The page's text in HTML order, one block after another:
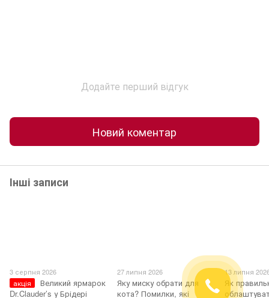
Додайте перший відгук
Новий коментар
Інші записи
3 серпня 2026
акція
Великий ярмарок
Dr.Clauder’s у Брідері
27 липня 2026
Яку миску обрати для
кота? Помилки, які
13 липня
Як